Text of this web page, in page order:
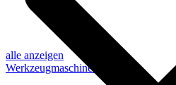
alle anzeigen
Werkzeugmaschinen-Zubehör